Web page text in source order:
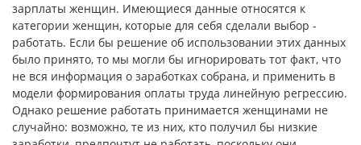
зарплаты женщин. Имеющиеся данные относятся к
категории женщин, которые для себя сделали выбор -
работать. Если бы решение об использовании этих данных
было принято, то мы могли бы игнорировать тот факт, что
не вся информация о заработках собрана, и применить в
модели формирования оплаты труда линейную регрессию.
Однако решение работать принима­ется женщинами не
случайно: возможно, те из них, кто получил бы низ­кие